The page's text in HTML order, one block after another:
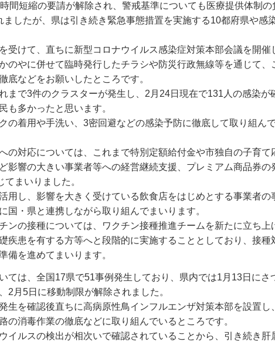
間短縮の要請が解除され、警戒基準についても医療提供体制
ましたが、県は引き続き緊急事態措置を実施する10都府県や感
受けて、直ちに新型コロナウイルス感染症対策本部会議を開
のやに併せて臨時発行したチラシや防災行政無線等を通じて
底などをお願いしたところです。
まで3件のクラスターが発生し、2月24日現在で131人の感染が
も多かったと思います。
の着用や手洗い、3密回避などの感染予防に徹底して取り組ん
の対応については、これまで特別定額給付金や市独自の子育
影響の大きい事業者等への経営継続支援、プレミアム商品券
まいりました。
用し、影響を大きく受けている飲食店をはじめとする事業者の
国・県と連携しながら取り組んでまいります。
ンの接種については、ワクチン接種推進チームを新たに立ち
疾患を有する方等へと段階的に実施することとしており、接種
備を進めてまいります。
ては、全国17県で51事例発生しており、県内では1月13日にさ
2月5日に移動制限が解除されました。
生を確認後直ちに高病原性鳥インフルエンザ対策本部を設置
の消毒作業の徹底などに取り組んでいるところです。
イルスの検出が相次いで確認されていることから、引き続き